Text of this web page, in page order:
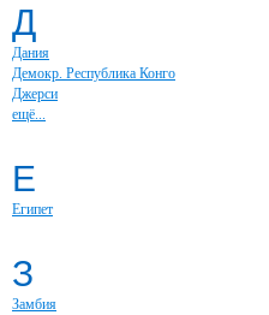
Д
Дания
Демокр. Республика Конго
Джерси
ещё...
Е
Египет
З
Замбия